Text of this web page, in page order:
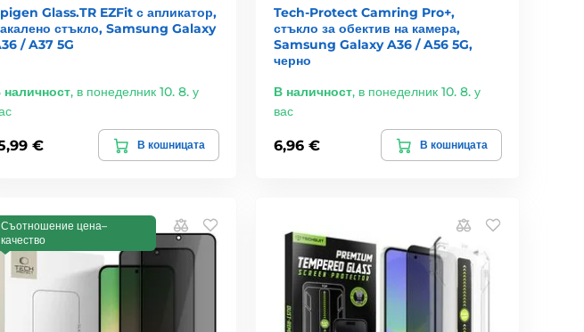
Glass.TR EZFit с апликатор,
стъкло, Samsung Galaxy
/ A37 5G
наличност, в понеделник 10. 8. у
€ В кошницата
Tech-Protect Camring Pro+,
стъкло за обектив на камера,
Samsung Galaxy A36 / A56 5G,
черно
В наличност, в понеделник 10. 8. у
вас
6,96 € В кошницата
Съотношение цена–
качество